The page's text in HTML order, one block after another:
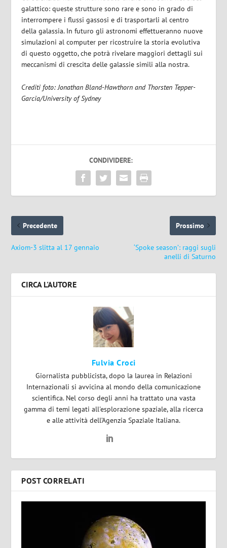
galattico: queste strutture sono rare e sono in grado di
interrompere i flussi gassosi e di trasportarli al centro
della galassia. In futuro gli astronomi effettueranno nuove
simulazioni al computer per ricostruire la storia evolutiva
di questo oggetto, che potrà rivelare maggiori dettagli sui
meccanismi di crescita delle galassie simili alla nostra.
Crediti foto: Jonathan Bland-Hawthorn and Thorsten Tepper-
Garcia/University of Sydney
CONDIVIDERE:
Precedente
Axiom-3 slitta al 17 gennaio
Prossimo
‘Spoke season’: raggi sugli
anelli di Saturno
CIRCA L'AUTORE
Fulvia Croci
Giornalista pubblicista, dopo la laurea in Relazioni
Internazionali si avvicina al mondo della comunicazione
scientifica. Nel corso degli anni ha trattato una vasta
gamma di temi legati all'esplorazione spaziale, alla ricerca
e alle attività dell’Agenzia Spaziale Italiana.
POST CORRELATI